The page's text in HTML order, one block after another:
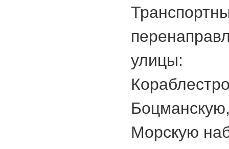
Морскую